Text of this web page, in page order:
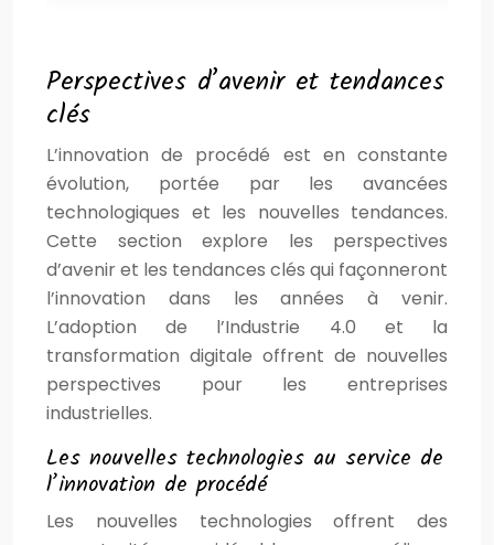
Perspectives d’avenir et tendances
clés
L’innovation de procédé est en constante
évolution, portée par les avancées
technologiques et les nouvelles tendances.
Cette section explore les perspectives
d’avenir et les tendances clés qui façonneront
l’innovation dans les années à venir.
L’adoption de l’Industrie 4.0 et la
transformation digitale offrent de nouvelles
perspectives pour les entreprises
industrielles.
Les nouvelles technologies au service de
l’innovation de procédé
Les nouvelles technologies offrent des